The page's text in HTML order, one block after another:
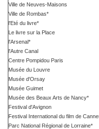
Ville de Neuves-Maisons
Ville de Rombas*
l'Eté du livre*
Le livre sur la Place
l'Arsenal*
l'Autre Canal
Centre Pompidou Paris
Musée du Louvre
Musée d'Orsay
Musée Guimet
Musée des Beaux Arts de Nancy*
Festival d'Avignon
Festival International du film de
Parc National Régional de Lorraine*